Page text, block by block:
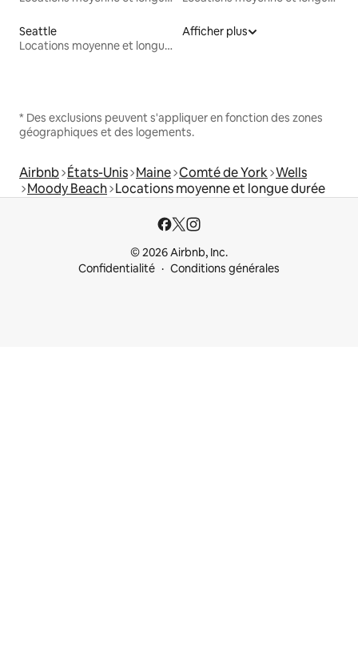
Seattle
Locations moyenne et longue durée
Afficher plus
* Des exclusions peuvent s'appliquer en fonction des zones
géographiques et des logements.
Airbnb États-Unis Maine Comté de York Wells
Moody Beach Locations moyenne et longue durée
© 2026 Airbnb, Inc.
Confidentialité
Conditions générales